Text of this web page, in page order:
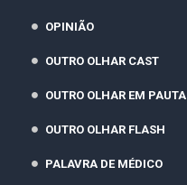
OPINIÃO
OUTRO OLHAR CAST
OUTRO OLHAR EM PAUTA
OUTRO OLHAR FLASH
PALAVRA DE MÉDICO